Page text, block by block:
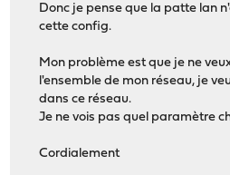
Donc je pense que la patte lan
cette config.
Mon problème est que je ne
l'ensemble de mon réseau, je
dans ce réseau.
Je ne vois pas quel paramètre
Cordialement